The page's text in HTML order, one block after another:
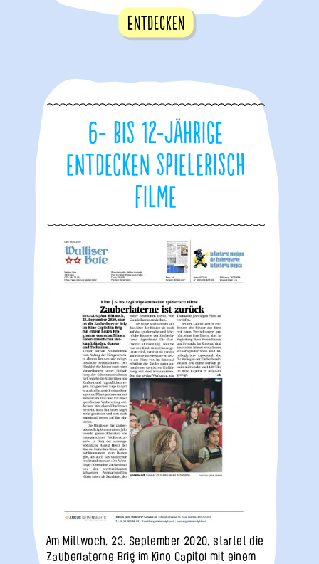
Entdecken
6- bis 12-Jährige
entdecken spielerisch
Filme
Am Mittwoch, 23. September 2020, startet die
Zauberlaterne Brig im Kino Capitol mit einem